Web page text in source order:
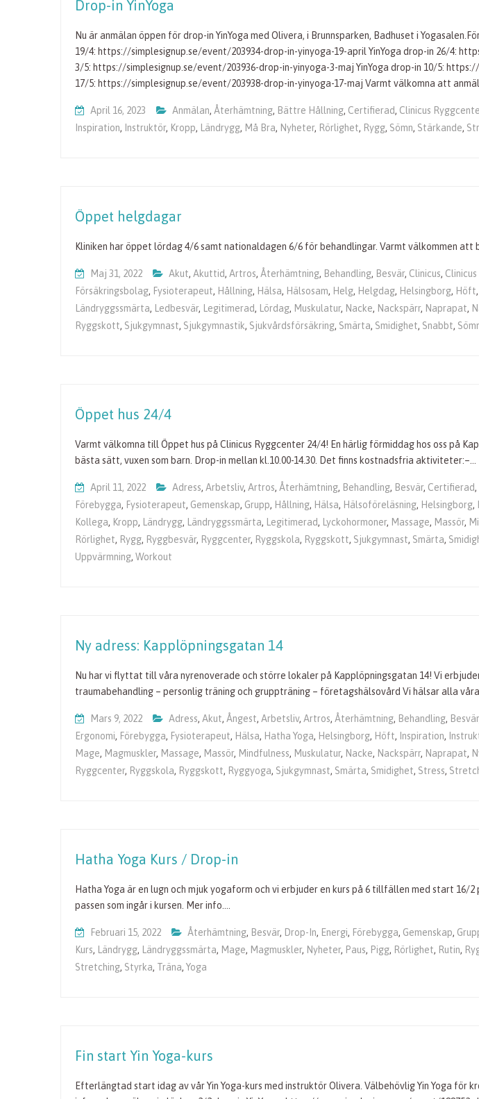
Drop-in YinYoga
Nu är anmälan öppen för drop-in YinYoga med Olivera, i Brunnsparken, Badhuset i
19/4: https://simplesignup.se/event/203934-drop-in-yinyoga-19-april YinYoga drop-in 26/4:
3/5: https://simplesignup.se/event/203936-drop-in-yinyoga-3-maj YinYoga drop-in 10/5:
17/5: https://simplesignup.se/event/203938-drop-in-yinyoga-17-maj Varmt välkomna att
April 16, 2023 Anmälan, Återhämtning, Bättre Hållning, Certifierad, Clinicus
Inspiration, Instruktör, Kropp, Ländrygg, Må Bra, Nyheter, Rörlighet, Rygg, Sömn, Stärkande,
Öppet helgdagar
Kliniken har öppet lördag 4/6 samt nationaldagen 6/6 för behandlingar. Varmt välkommen
Maj 31, 2022 Akut, Akuttid, Artros, Återhämtning, Behandling, Besvär, Clinicus,
Försäkringsbolag, Fysioterapeut, Hållning, Hälsa, Hälsosam, Helg, Helgdag, Helsingborg, Höft,
Ländryggssmärta, Ledbesvär, Legitimerad, Lördag, Muskulatur, Nacke, Nackspärr, Naprapat,
Ryggskott, Sjukgymnast, Sjukgymnastik, Sjukvårdsförsäkring, Smärta, Smidighet, Snabbt,
Öppet hus 24/4
Varmt välkomna till Öppet hus på Clinicus Ryggcenter 24/4! En härlig förmiddag hos oss på
bästa sätt, vuxen som barn. Drop-in mellan kl.10.00-14.30. Det finns kostnadsfria aktiviteter:–…
April 11, 2022 Adress, Arbetsliv, Artros, Återhämtning, Behandling, Besvär, Certifierad,
Förebygga, Fysioterapeut, Gemenskap, Grupp, Hållning, Hälsa, Hälsoföreläsning, Helsingborg,
Kollega, Kropp, Ländrygg, Ländryggssmärta, Legitimerad, Lyckohormoner, Massage, Massör,
Rörlighet, Rygg, Ryggbesvär, Ryggcenter, Ryggskola, Ryggskott, Sjukgymnast, Smärta,
Uppvärmning, Workout
Ny adress: Kapplöpningsgatan 14
Nu har vi flyttat till våra nyrenoverade och större lokaler på Kapplöpningsgatan 14! Vi
traumabehandling – personlig träning och gruppträning – företagshälsovård Vi hälsar alla
Mars 9, 2022 Adress, Akut, Ångest, Arbetsliv, Artros, Återhämtning, Behandling, Besvär
Ergonomi, Förebygga, Fysioterapeut, Hälsa, Hatha Yoga, Helsingborg, Höft, Inspiration,
Mage, Magmuskler, Massage, Massör, Mindfulness, Muskulatur, Nacke, Nackspärr, Naprapat,
Ryggcenter, Ryggskola, Ryggskott, Ryggyoga, Sjukgymnast, Smärta, Smidighet, Stress,
Hatha Yoga Kurs / Drop-in
Hatha Yoga är en lugn och mjuk yogaform och vi erbjuder en kurs på 6 tillfällen med start
passen som ingår i kursen. Mer info.…
Februari 15, 2022 Återhämtning, Besvär, Drop-In, Energi, Förebygga, Gemenskap,
Kurs, Ländrygg, Ländryggssmärta, Mage, Magmuskler, Nyheter, Paus, Pigg, Rörlighet, Rutin,
Stretching, Styrka, Träna, Yoga
Fin start Yin Yoga-kurs
Efterlängtad start idag av vår Yin Yoga-kurs med instruktör Olivera. Välbehövlig Yin Yoga för